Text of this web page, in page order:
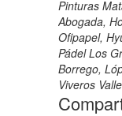
Pinturas
Abogada,
Ofipapel,
Pádel Los
Borrego,
Viveros